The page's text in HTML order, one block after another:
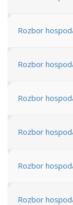
Rozbor
Rozbor
Rozbor
Rozbor
Rozbor
Rozbor